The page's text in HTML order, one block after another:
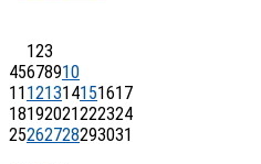
123
45678910
11121314151617
18192021222324
25262728293031